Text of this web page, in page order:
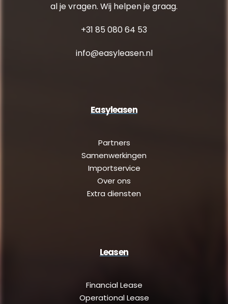
al je vragen. Wij helpen je graag.
+31 85 080 64 53
info@easyleasen.nl
Easyleasen
Partners
Samenwerkingen
Importservice
Over ons
Extra diensten
Leasen
Financial Lease
Operational Lease